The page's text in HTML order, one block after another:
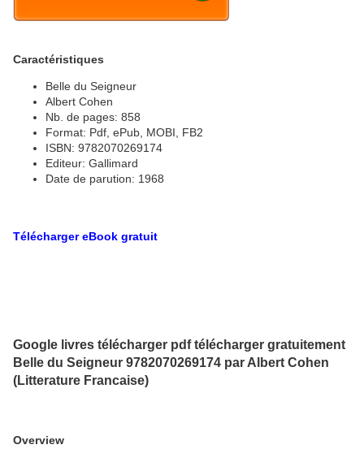
Caractéristiques
Belle du Seigneur
Albert Cohen
Nb. de pages: 858
Format: Pdf, ePub, MOBI, FB2
ISBN: 9782070269174
Editeur: Gallimard
Date de parution: 1968
Télécharger eBook gratuit
Google livres télécharger pdf télécharger gratuitement
Belle du Seigneur 9782070269174 par Albert Cohen
(Litterature Francaise)
Overview